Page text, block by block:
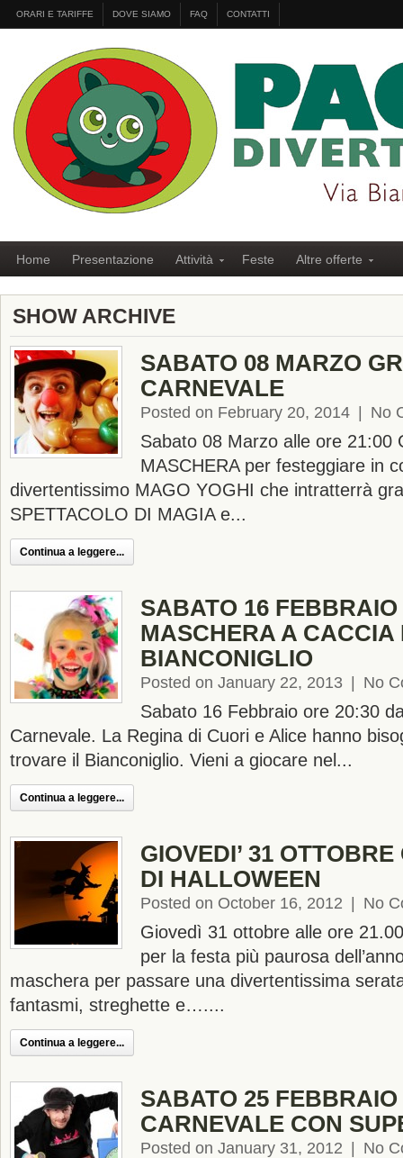
ORARI E TARIFFE DOVE SIAMO FAQ CONTATTI
Home Presentazione Attività Feste Altre offerte
SHOW ARCHIVE
SABATO 08 MARZO
CARNEVALE
Posted on February 20, 2014 No
Sabato 08 Marzo alle ore 21:00
MASCHERA per festeggiare in
divertentissimo MAGO YOGHI che intratterrà
SPETTACOLO DI MAGIA e...
Continua a leggere...
SABATO 16
MASCHERA A CACCIA
BIANCONIGLIO
Posted on January 22, 2013 No
Sabato 16 Febbraio ore 20:30
Carnevale. La Regina di Cuori e Alice hanno
trovare il Bianconiglio. Vieni a giocare nel...
Continua a leggere...
GIOVEDI’ 31
DI HALLOWEEN
Posted on October 16, 2012 No
Giovedì 31 ottobre alle ore
per la festa più paurosa
maschera per passare una divertentissima
fantasmi, streghette e…....
Continua a leggere...
SABATO 25 FEBBRAIO
CARNEVALE CON
Posted on January 31, 2012 No